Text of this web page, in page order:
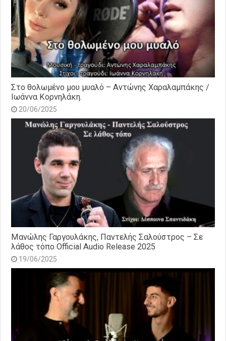
Στο θολωμένο μου μυαλό – Αντώνης Χαραλαμπάκης /
Ιωάννα Κορνηλάκη.
20/06/2025
Μανώλης Γαργουλάκης, Παντελής Σαλούστρος – Σε
λάθος τόπο Official Audio Release 2025
19/06/2025